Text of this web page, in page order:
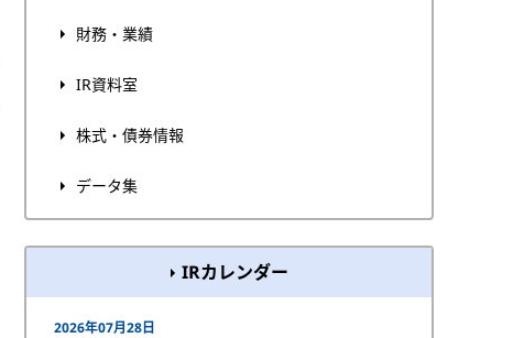
財務・業績
IR資料室
株式・債券情報
データ集
IRカレンダー
2026年07月28日